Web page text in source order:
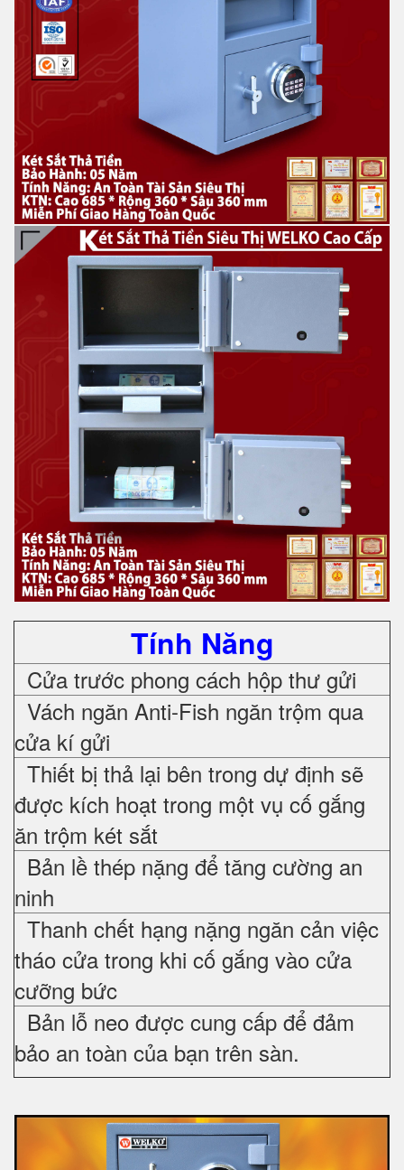
Tính Năng
Cửa trước phong cách hộp thư gửi
Vách ngăn Anti-Fish ngăn trộm qua
cửa kí gửi
Thiết bị thả lại bên trong dự định sẽ
được kích hoạt trong một vụ cố gắng
ăn trộm két sắt
Bản lề thép nặng để tăng cường an
ninh
Thanh chết hạng nặng ngăn cản việc
tháo cửa trong khi cố gắng vào cửa
cưỡng bức
Bản lỗ neo được cung cấp để đảm
bảo an toàn của bạn trên sàn.